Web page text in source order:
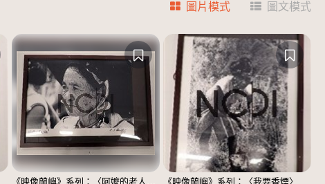
圖片模式 圖文模式
《映像蘭嶼》系列：〈阿嬤的老人斑〉 《映像蘭嶼》系列：〈我要香煙〉